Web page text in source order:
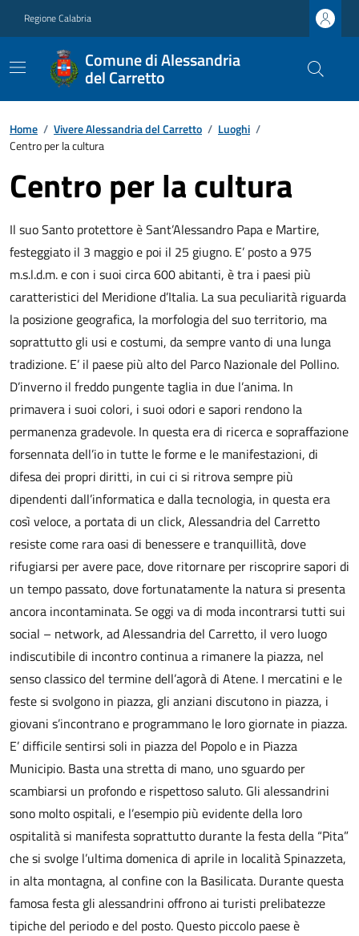
Regione Calabria
Comune di Alessandria
del Carretto
Home / Vivere Alessandria del Carretto / Luoghi /
Centro per la cultura
Centro per la cultura
Il suo Santo protettore è Sant’Alessandro Papa e Martire,
festeggiato il 3 maggio e poi il 25 giugno. E’ posto a 975
m.s.l.d.m. e con i suoi circa 600 abitanti, è tra i paesi più
caratteristici del Meridione d’Italia. La sua peculiarità riguarda
la posizione geografica, la morfologia del suo territorio, ma
soprattutto gli usi e costumi, da sempre vanto di una lunga
tradizione. E’ il paese più alto del Parco Nazionale del Pollino.
D’inverno il freddo pungente taglia in due l’anima. In
primavera i suoi colori, i suoi odori e sapori rendono la
permanenza gradevole. In questa era di ricerca e sopraffazione
forsennata dell’io in tutte le forme e le manifestazioni, di
difesa dei propri diritti, in cui ci si ritrova sempre più
dipendenti dall’informatica e dalla tecnologia, in questa era
così veloce, a portata di un click, Alessandria del Carretto
resiste come rara oasi di benessere e tranquillità, dove
rifugiarsi per avere pace, dove ritornare per riscoprire sapori di
un tempo passato, dove fortunatamente la natura si presenta
ancora incontaminata. Se oggi va di moda incontrarsi tutti sui
social – network, ad Alessandria del Carretto, il vero luogo
indiscutibile di incontro continua a rimanere la piazza, nel
senso classico del termine dell’agorà di Atene. I mercatini e le
feste si svolgono in piazza, gli anziani discutono in piazza, i
giovani s’incontrano e programmano le loro giornate in piazza.
E’ difficile sentirsi soli in piazza del Popolo e in Piazza
Municipio. Basta una stretta di mano, uno sguardo per
scambiarsi un profondo e rispettoso saluto. Gli alessandrini
sono molto ospitali, e l’esempio più evidente della loro
ospitalità si manifesta soprattutto durante la festa della “Pita”
che si svolge l’ultima domenica di aprile in località Spinazzeta,
in alta montagna, al confine con la Basilicata. Durante questa
famosa festa gli alessandrini offrono ai turisti prelibatezze
tipiche del periodo e del posto. Questo piccolo paese è